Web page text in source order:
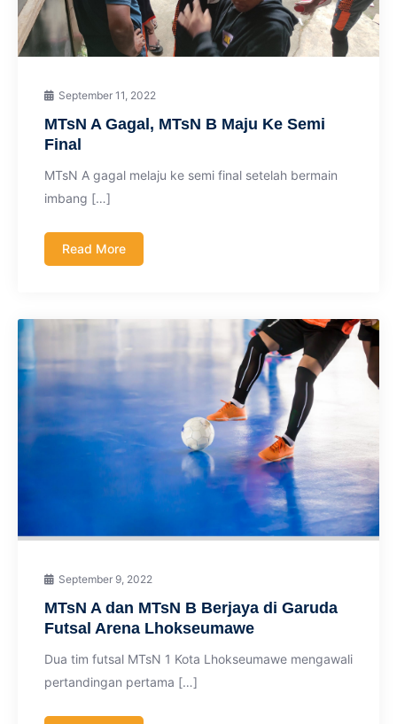
September 11, 2022
MTsN A Gagal, MTsN B Maju Ke Semi
Final
MTsN A gagal melaju ke semi final setelah bermain
imbang […]
Read More
September 9, 2022
MTsN A dan MTsN B Berjaya di Garuda
Futsal Arena Lhokseumawe
Dua tim futsal MTsN 1 Kota Lhokseumawe mengawali
pertandingan pertama […]